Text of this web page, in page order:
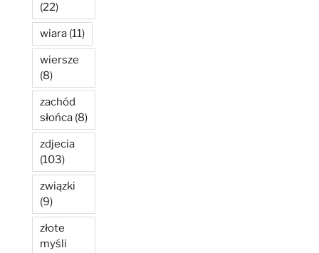
(22)
wiara (11)
wiersze
(8)
zachód
słońca (8)
zdjecia
(103)
związki
(9)
złote
myśli